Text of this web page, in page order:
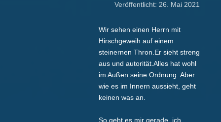
Veröffentlicht: 26. Mai 2021
Wir sehen einen Herrn mit
Hirschgeweih auf einem
steinernen Thron.Er sieht streng
aus und autorität.Alles hat wohl
im Außen seine Ordnung. Aber
wie es im Innern aussieht, geht
keinen was an.
So geht es mir gerade, ich